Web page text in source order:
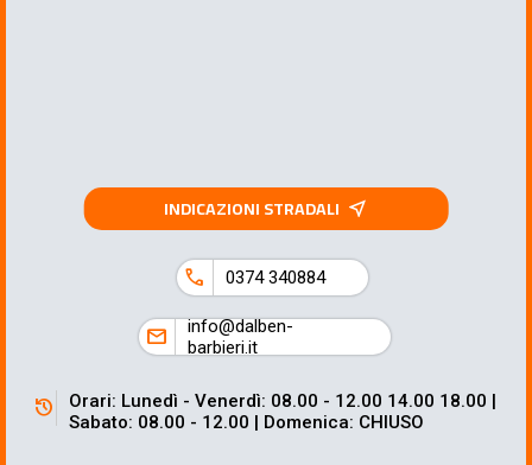
INDICAZIONI STRADALI near_me
call 0374 340884
mail
info@dalben-
barbieri.it
history
Orari: Lunedì - Venerdì: 08.00 - 12.00 14.00 18.00 |
Sabato: 08.00 - 12.00 | Domenica: CHIUSO